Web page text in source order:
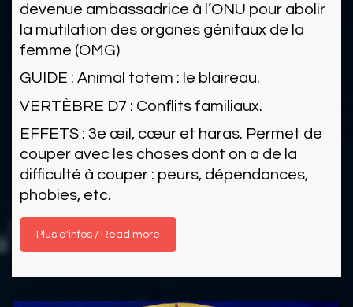
devenue ambassadrice à l’ONU pour abolir
la mutilation des organes génitaux de la
femme (OMG)
GUIDE : Animal totem : le blaireau.
VERTÈBRE D7 : Conflits familiaux.
EFFETS : 3e œil, cœur et haras. Permet de
couper avec les choses dont on a de la
difficulté à couper : peurs, dépendances,
phobies, etc.
Read more